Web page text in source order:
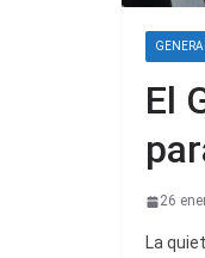
El
26
La